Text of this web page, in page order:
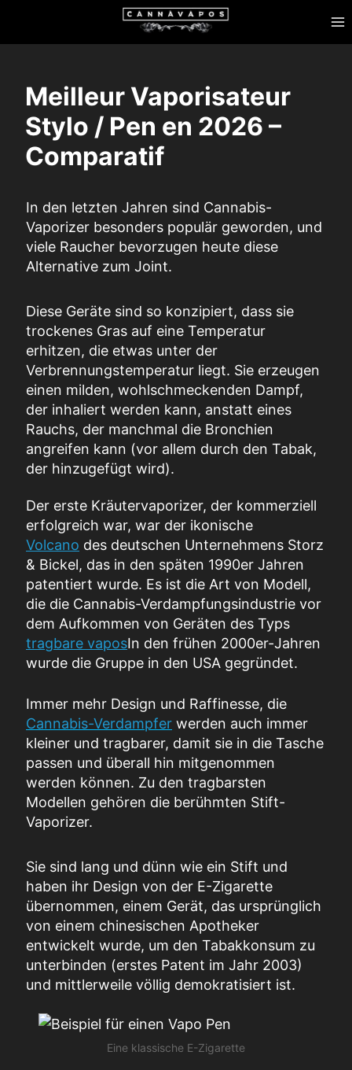
Meilleur Vaporisateur
Stylo / Pen en 2026 –
Comparatif
In den letzten Jahren sind Cannabis-
Vaporizer besonders populär geworden, und
viele Raucher bevorzugen heute diese
Alternative zum Joint.
Diese Geräte sind so konzipiert, dass sie
trockenes Gras auf eine Temperatur
erhitzen, die etwas unter der
Verbrennungstemperatur liegt. Sie erzeugen
einen milden, wohlschmeckenden Dampf,
der inhaliert werden kann, anstatt eines
Rauchs, der manchmal die Bronchien
angreifen kann (vor allem durch den Tabak,
der hinzugefügt wird).
Der erste Kräutervaporizer, der kommerziell
erfolgreich war, war der ikonische
Volcano des deutschen Unternehmens Storz
& Bickel, das in den späten 1990er Jahren
patentiert wurde. Es ist die Art von Modell,
die die Cannabis-Verdampfungsindustrie vor
dem Aufkommen von Geräten des Typs
tragbare vaposIn den frühen 2000er-Jahren
wurde die Gruppe in den USA gegründet.
Immer mehr Design und Raffinesse, die
Cannabis-Verdampfer werden auch immer
kleiner und tragbarer, damit sie in die Tasche
passen und überall hin mitgenommen
werden können. Zu den tragbarsten
Modellen gehören die berühmten Stift-
Vaporizer.
Sie sind lang und dünn wie ein Stift und
haben ihr Design von der E-Zigarette
übernommen, einem Gerät, das ursprünglich
von einem chinesischen Apotheker
entwickelt wurde, um den Tabakkonsum zu
unterbinden (erstes Patent im Jahr 2003)
und mittlerweile völlig demokratisiert ist.
Eine klassische E-Zigarette